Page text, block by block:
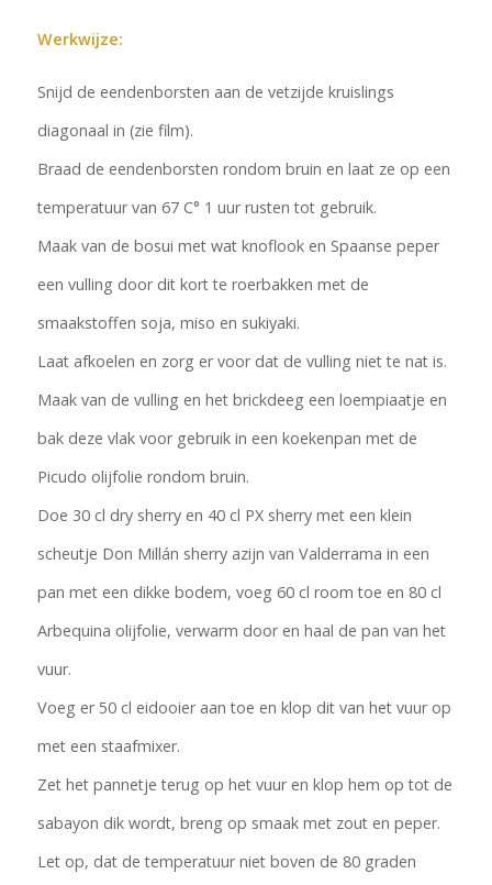
Werkwijze:
Snijd de eendenborsten aan de vetzijde kruislings
diagonaal in (zie film).
Braad de eendenborsten rondom bruin en laat ze op een
temperatuur van 67 C° 1 uur rusten tot gebruik.
Maak van de bosui met wat knoflook en Spaanse peper
een vulling door dit kort te roerbakken met de
smaakstoffen soja, miso en sukiyaki.
Laat afkoelen en zorg er voor dat de vulling niet te nat is.
Maak van de vulling en het brickdeeg een loempiaatje en
bak deze vlak voor gebruik in een koekenpan met de
Picudo olijfolie rondom bruin.
Doe 30 cl dry sherry en 40 cl PX sherry met een klein
scheutje Don Millán sherry azijn van Valderrama in een
pan met een dikke bodem, voeg 60 cl room toe en 80 cl
Arbequina olijfolie, verwarm door en haal de pan van het
vuur.
Voeg er 50 cl eidooier aan toe en klop dit van het vuur op
met een staafmixer.
Zet het pannetje terug op het vuur en klop hem op tot de
sabayon dik wordt, breng op smaak met zout en peper.
Let op, dat de temperatuur niet boven de 80 graden